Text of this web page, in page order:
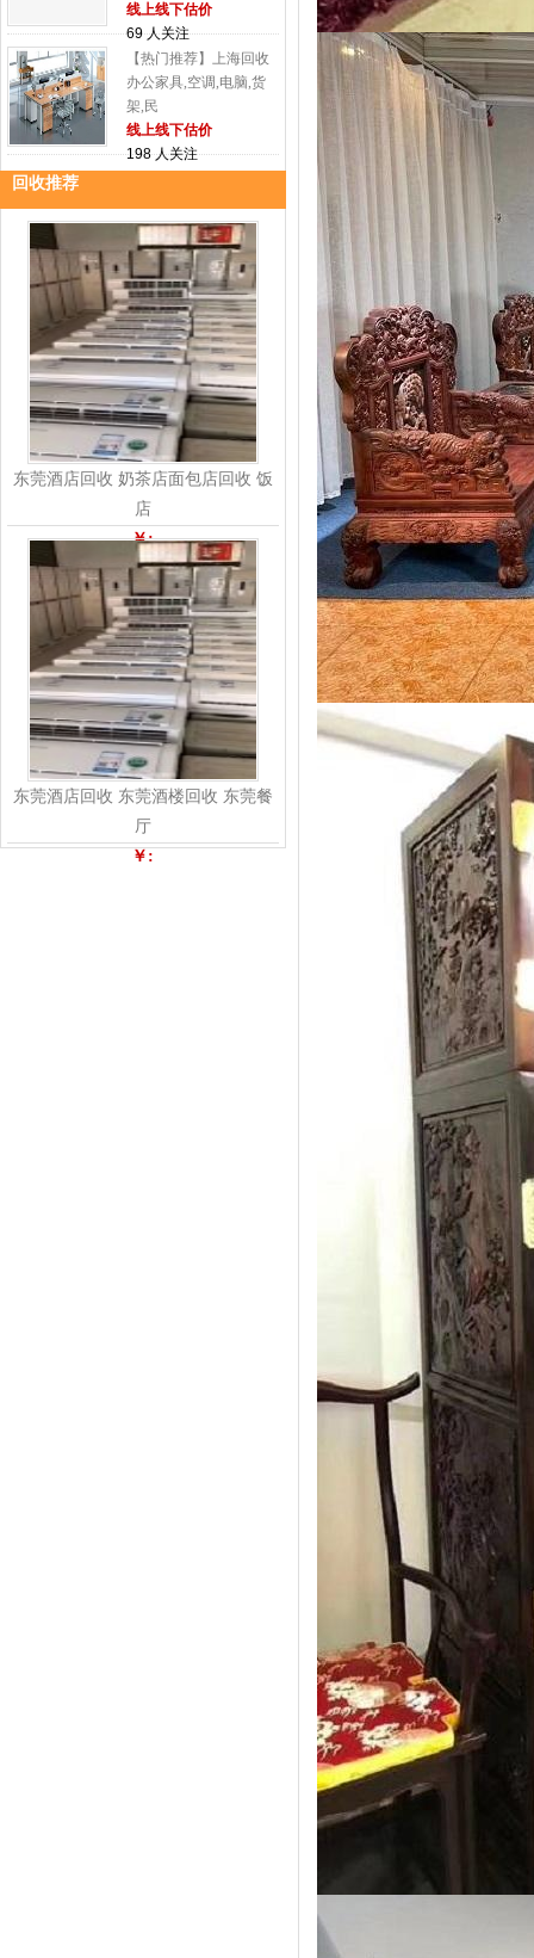
线上线下估价
69 人关注
【热门推荐】上海回收
办公家具,空调,电脑,货
架,民
线上线下估价
198 人关注
回收推荐
东莞酒店回收 奶茶店面包店回收 饭
店
￥:
东莞酒店回收 东莞酒楼回收 东莞餐
厅
￥: